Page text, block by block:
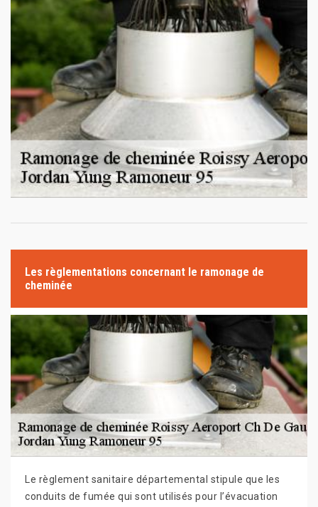
Les règlementations concernant le ramonage de
cheminée
Le règlement sanitaire départemental stipule que les
conduits de fumée qui sont utilisés pour l’évacuation